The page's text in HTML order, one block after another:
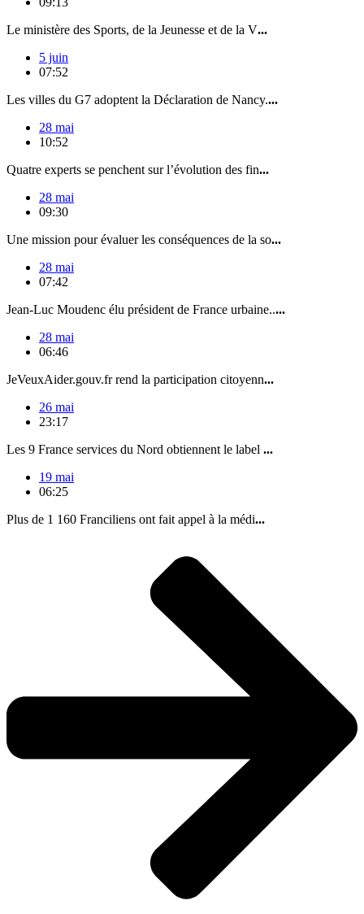
Le ministère des Sports, de la Jeunesse et de la V...
5 juin
07:52
Les villes du G7 adoptent la Déclaration de Nancy....
28 mai
10:52
Quatre experts se penchent sur l’évolution des fin...
28 mai
09:30
Une mission pour évaluer les conséquences de la so...
28 mai
07:42
Jean-Luc Moudenc élu président de France urbaine.....
28 mai
06:46
JeVeuxAider.gouv.fr rend la participation citoyenn...
26 mai
23:17
Les 9 France services du Nord obtiennent le label ...
19 mai
06:25
Plus de 1 160 Franciliens ont fait appel à la médi...